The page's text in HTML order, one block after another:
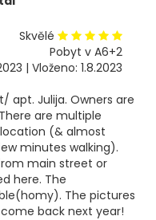
Skvělé
Pobyt v A6+2
| Vloženo: 1.8.2023
apt. Julija. Owners are
are multiple
(& almost
minutes walking).
main street or
here. The
The pictures
back next year!